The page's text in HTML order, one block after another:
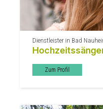
Dienstleister in Bad
Zum Profil